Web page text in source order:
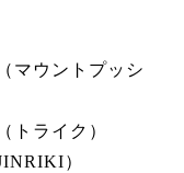
マウントプッシ
トライク）
）